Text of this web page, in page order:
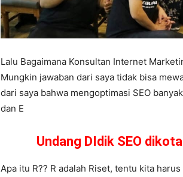
Lalu Bagaimana Konsultan Internet
Mungkin jawaban dari saya tidak bisa
dari saya bahwa mengoptimasi SEO
dan E
Undang DIdik SEO
Apa itu R?? R adalah Riset, tentu kita